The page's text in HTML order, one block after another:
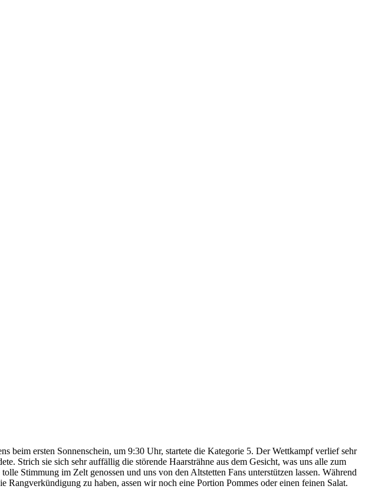
beim ersten Sonnenschein, um 9:30 Uhr, startete die Kategorie 5. Der Wettkampf verlief sehr
Strich sie sich sehr auffällig die störende Haarsträhne aus dem Gesicht, was uns alle zum
Stimmung im Zelt genossen und uns von den Altstetten Fans unterstützen lassen. Während
zu haben, assen wir noch eine Portion Pommes oder einen feinen Salat.